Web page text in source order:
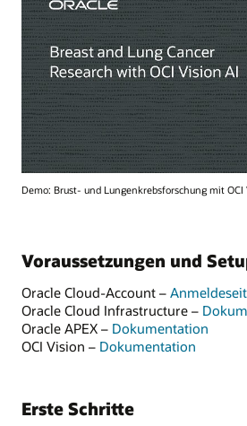
Demo: Brust- und Lungenkrebsforschung mit OCI
Voraussetzungen und
Oracle Cloud-Account –
Oracle Cloud Infrastructure –
Oracle APEX – Dokumentation
OCI Vision – Dokumentation
Erste Schritte